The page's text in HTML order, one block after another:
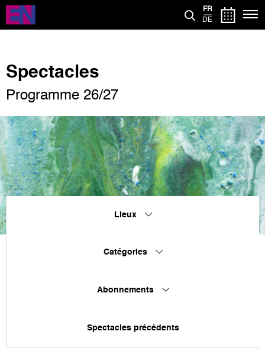
Aller
contenu
FR
DE
Spectacles
Programme 26/27
Lieux
Catégories
Abonnements
Spectacles précédents